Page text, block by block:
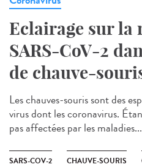
Eclairage sur
SARS-CoV-2
de chauve-
Les chauves-souris sont des
virus dont les coronavirus.
pas affectées par les maladies...
SARS-COV-2 CHAUVE-SOURIS